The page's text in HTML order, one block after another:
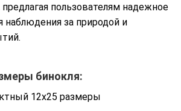
пользователям надежное
наблюдения за природой и
бинокля: